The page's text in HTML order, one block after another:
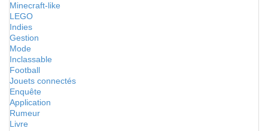
Minecraft-like
LEGO
Indies
Gestion
Mode
Inclassable
Football
Jouets connectés
Enquête
Application
Rumeur
Livre